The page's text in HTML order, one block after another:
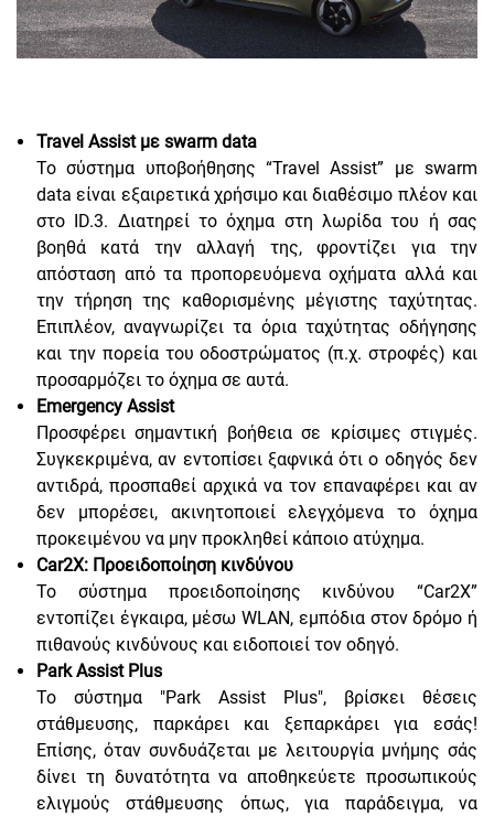
Travel Assist με swarm data
Το σύστημα υποβοήθησης “Travel Assist” με swarm
data είναι εξαιρετικά χρήσιμο και διαθέσιμο πλέον και
στο ID.3. Διατηρεί το όχημα στη λωρίδα του ή σας
βοηθά κατά την αλλαγή της, φροντίζει για την
απόσταση από τα προπορευόμενα οχήματα αλλά και
την τήρηση της καθορισμένης μέγιστης ταχύτητας.
Επιπλέον, αναγνωρίζει τα όρια ταχύτητας οδήγησης
και την πορεία του οδοστρώματος (π.χ. στροφές) και
προσαρμόζει το όχημα σε αυτά.
Emergency Assist
Προσφέρει σημαντική βοήθεια σε κρίσιμες στιγμές.
Συγκεκριμένα, αν εντοπίσει ξαφνικά ότι ο οδηγός δεν
αντιδρά, προσπαθεί αρχικά να τον επαναφέρει και αν
δεν μπορέσει, ακινητοποιεί ελεγχόμενα το όχημα
προκειμένου να μην προκληθεί κάποιο ατύχημα.
Car2X: Προειδοποίηση κινδύνου
Το σύστημα προειδοποίησης κινδύνου “Car2X”
εντοπίζει έγκαιρα, μέσω WLAN, εμπόδια στον δρόμο ή
πιθανούς κινδύνους και ειδοποιεί τον οδηγό.
Park Assist Plus
Το σύστημα "Park Assist Plus", βρίσκει θέσεις
στάθμευσης, παρκάρει και ξεπαρκάρει για εσάς!
Επίσης, όταν συνδυάζεται με λειτουργία μνήμης σάς
δίνει τη δυνατότητα να αποθηκεύετε προσωπικούς
ελιγμούς στάθμευσης όπως, για παράδειγμα, να